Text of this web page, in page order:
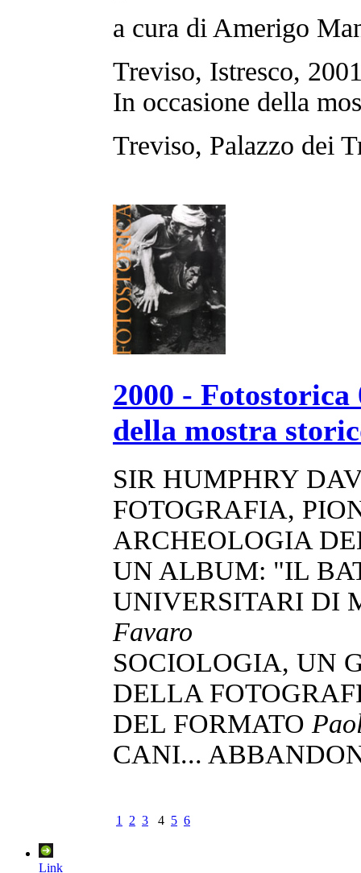
a cura di Amerigo
Treviso, Istresco,
In occasione della
Treviso, Palazzo dei
2000 - Fotostorica
della mostra
SIR HUMPHRY
FOTOGRAFIA,
ARCHEOLOGIA
UN ALBUM: "IL
UNIVERSITARI DI
Favaro
SOCIOLOGIA, UN
DELLA
DEL FORMATO
CANI...
1 2 3 4 5 6
Link